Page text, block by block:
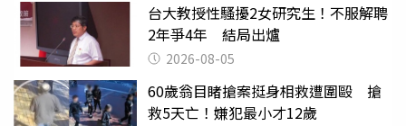
台大教授性騷擾2女研究生！不服解聘
2年爭4年 結局出爐
2026-08-05
60歲翁目睹搶案挺身相救遭圍毆 搶
救5天亡！嫌犯最小才12歲